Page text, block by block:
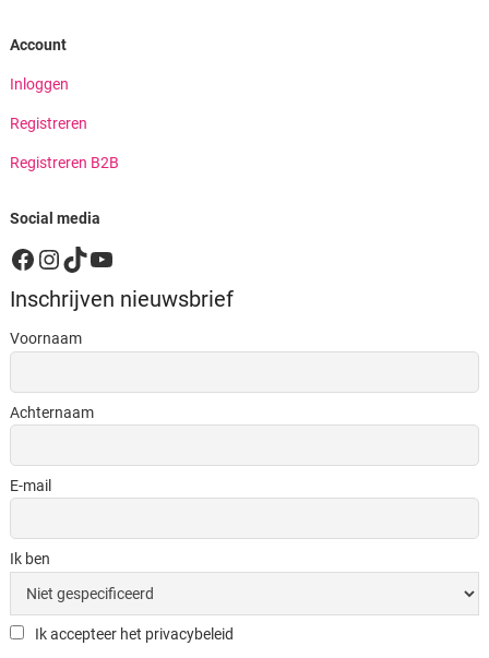
Account
Inloggen
Registreren
Registreren B2B
Social media
Facebook
Instagram
TikTok
YouTube
Inschrijven nieuwsbrief
Voornaam
Achternaam
E-mail
Ik ben
Ik accepteer het privacybeleid